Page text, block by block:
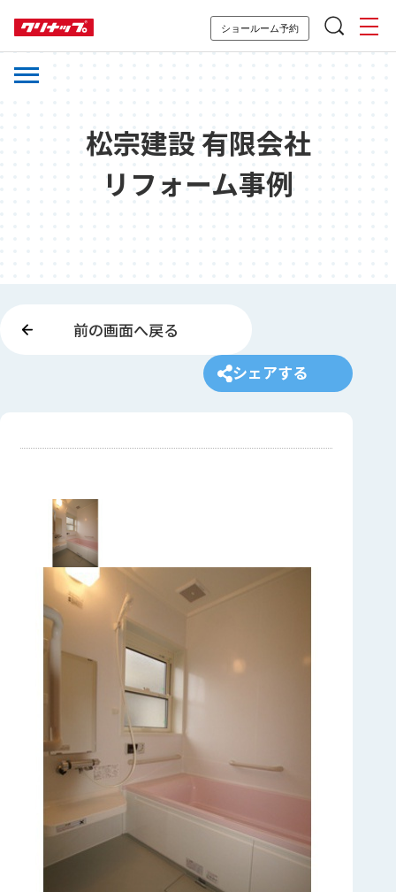
ショールーム予約
松宗建設 有限会社
リフォーム事例
前の画面へ戻る
シェアする